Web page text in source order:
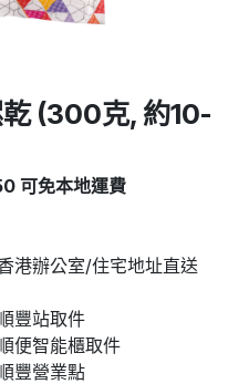
(300克, 約10-
可免本地運費
港辦公室/住宅地址直送
豐站取件
便智能櫃取件
豐營業點